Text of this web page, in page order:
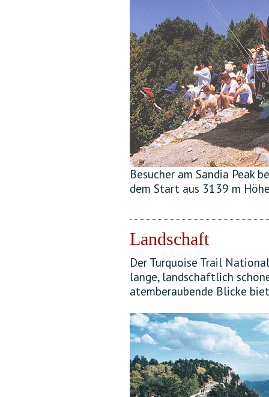
Besucher am Sandia Peak
dem Start aus 3139 m
Landschaft
Der Turquoise Trail
lange, landschaftlich
atemberaubende Blicke